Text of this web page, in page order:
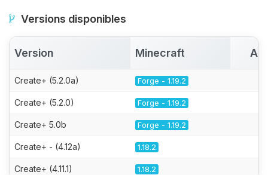
Versions disponibles
Version Minecraft
Create+ (5.2.0a) Forge - 1.19.2
Create+ (5.2.0) Forge - 1.19.2
Create+ 5.0b Forge - 1.19.2
Create+ - (4.12a) 1.18.2
Create+ (4.11.1) 1.18.2